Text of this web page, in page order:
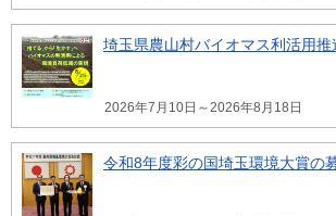
埼玉県農山村バイオマス利活用
2026年7月10日～2026年8月18日
令和8年度彩の国埼玉環境大賞の